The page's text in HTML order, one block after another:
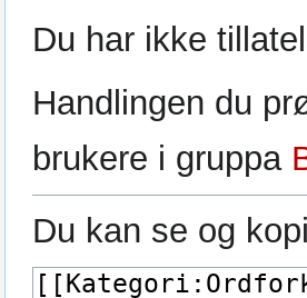
til
til
Du har ikke
Handlingen du
brukere i gruppa
Du kan se og